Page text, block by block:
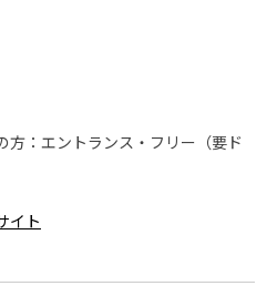
方：エントランス・フリー（要ド
イト